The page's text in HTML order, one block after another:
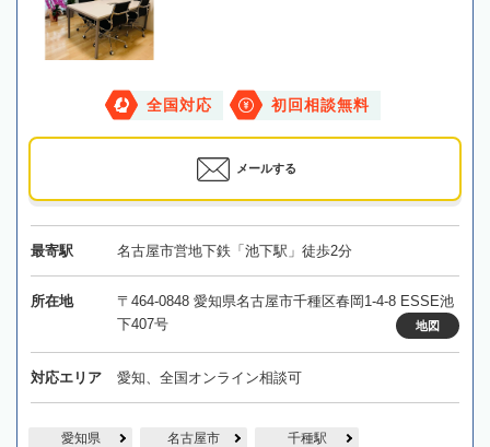
全国対応 初回相談無料
メールする
最寄駅 名古屋市営地下鉄「池下駅」徒歩2分
所在地
〒464-0848 愛知県名古屋市千種区春岡1-4-8 ESSE池
下407号
地図
対応エリア 愛知、全国オンライン相談可
愛知県 名古屋市 千種駅